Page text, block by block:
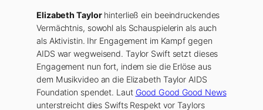
Elizabeth Taylorhinterließ ein beeindruckendes
Vermächtnis, sowohl als Schauspielerin als auch
als Aktivistin. Ihr Engagement im Kampf gegen
AIDS war wegweisend. Taylor Swift setzt dieses
Engagement nun fort, indem sie die Erlöse aus
dem Musikvideo an die Elizabeth Taylor AIDS
Foundation spendet. Laut Good Good Good News
unterstreicht dies Swifts Respekt vor Taylors